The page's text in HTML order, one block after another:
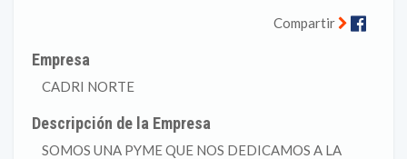
Compartir
Empresa
CADRI NORTE
Descripción de la Empresa
SOMOS UNA PYME QUE NOS DEDICAMOS A LA